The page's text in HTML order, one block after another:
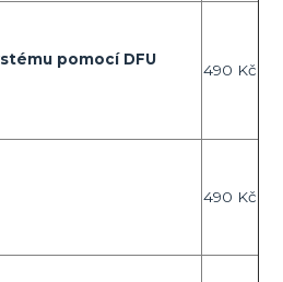
pomocí DFU
490 Kč
490 Kč